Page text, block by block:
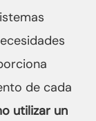
de cada
utilizar un